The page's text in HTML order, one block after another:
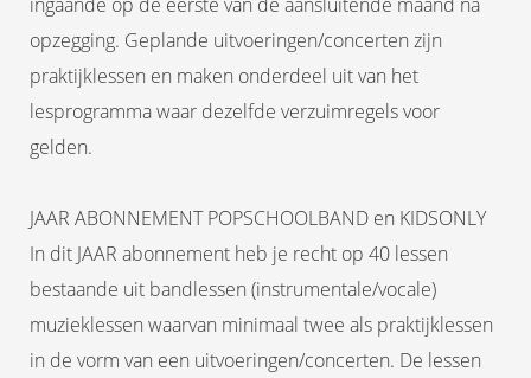
opzegging. Geplande uitvoeringen/concerten zijn
praktijklessen en maken onderdeel uit van het
lesprogramma waar dezelfde verzuimregels voor
gelden.
JAAR ABONNEMENT POPSCHOOLBAND en KIDSONLY
In dit JAAR abonnement heb je recht op 40 lessen
bestaande uit bandlessen (instrumentale/vocale)
muzieklessen waarvan minimaal twee als praktijklessen
in de vorm van een uitvoeringen/concerten. De lessen